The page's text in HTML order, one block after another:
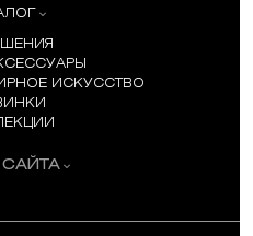
ИСКУССТВО
САЙТА